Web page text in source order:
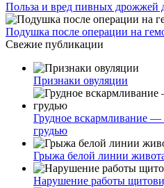
Польза и вред пивных дрожжей
Подушка после операции на
Свежие публикации
Признаки овуляции
Грудное вскармливание —
грудью
Грыжа белой линии
Нарушение работы